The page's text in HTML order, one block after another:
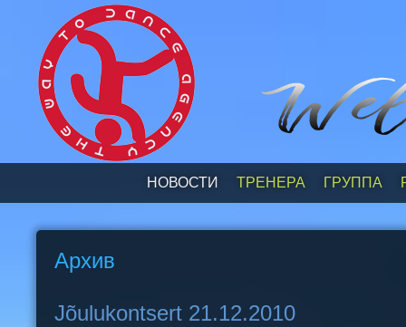
НОВОСТИ ТРЕНЕРА ГРУППА
Архив
Jõulukontsert 21.12.2010